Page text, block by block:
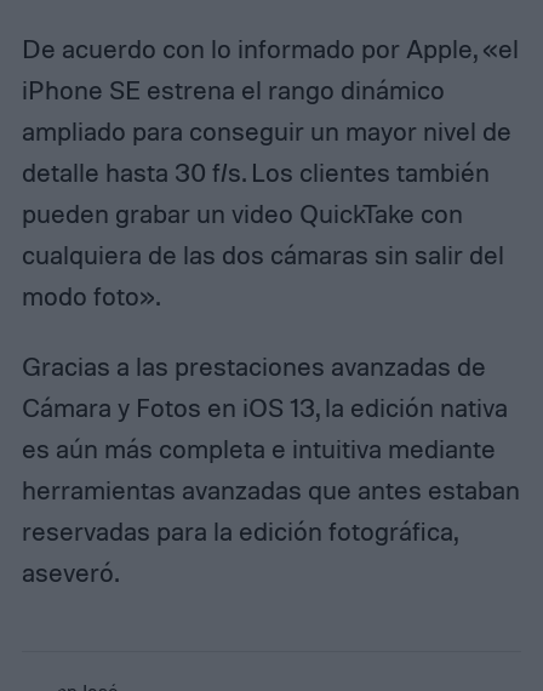
De acuerdo con lo informado por Apple, «el
iPhone SE estrena el rango dinámico
ampliado para conseguir un mayor nivel de
detalle hasta 30 f/s. Los clientes también
pueden grabar un video QuickTake con
cualquiera de las dos cámaras sin salir del
modo foto».
Gracias a las prestaciones avanzadas de
Cámara y Fotos en iOS 13, la edición nativa
es aún más completa e intuitiva mediante
herramientas avanzadas que antes estaban
reservadas para la edición fotográfica,
aseveró.